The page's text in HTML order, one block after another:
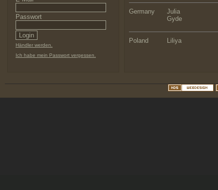
Passwort
Händler werden.
Ich habe mein Passwort vergessen.
Germany
Julia
Gyde
Poland Liliya